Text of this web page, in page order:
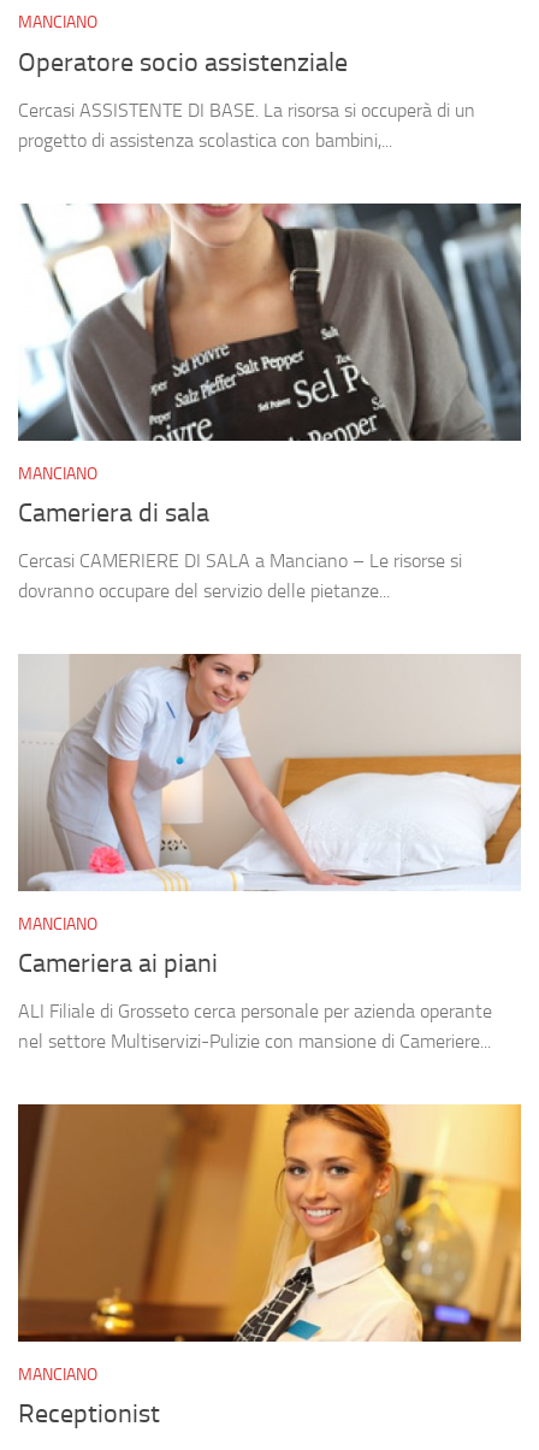
MANCIANO
Operatore socio assistenziale
Cercasi ASSISTENTE DI BASE. La risorsa si occuperà di un
progetto di assistenza scolastica con bambini,...
MANCIANO
Cameriera di sala
Cercasi CAMERIERE DI SALA a Manciano – Le risorse si
dovranno occupare del servizio delle pietanze...
MANCIANO
Cameriera ai piani
ALI Filiale di Grosseto cerca personale per azienda operante
nel settore Multiservizi-Pulizie con mansione di Cameriere...
MANCIANO
Receptionist